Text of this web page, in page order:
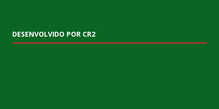
DESENVOLVIDO POR CR2